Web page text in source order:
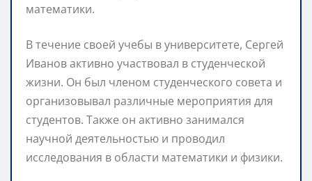
математики.
В течение своей учебы в университете, Сергей
Иванов активно участвовал в студенческой
жизни. Он был членом студенческого совета и
организовывал различные мероприятия для
студентов. Также он активно занимался
научной деятельностью и проводил
исследования в области математики и физики.